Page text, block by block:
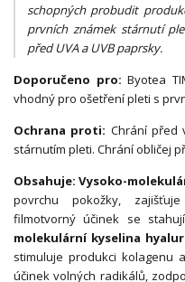
schopných probudit
prvních známek stárnutí
před UVA a UVB paprsky.
Doporučeno pro: Byotea
vhodný pro ošetření pleti s
Ochrana proti: Chrání před
stárnutím pleti. Chrání obličej
Obsahuje: Vysoko-
povrchu pokožky,
filmotvorný účinek se
molekulární kyselina
stimuluje produkci kolagenu
účinek volných radikálů,